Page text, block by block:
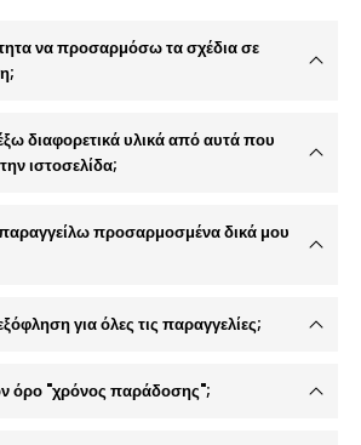
να προσαρμόσω τα σχέδια σε
διαφορετικά υλικά από αυτά που
ιστοσελίδα;
προσαρμοσμένα δικά μου
για όλες τις παραγγελίες;
όρο "χρόνος παράδοσης";